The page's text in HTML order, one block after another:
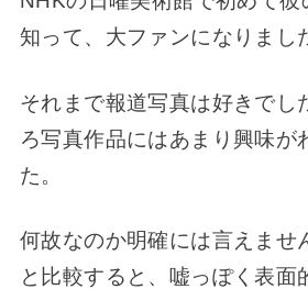
知って、大ファンになりまし
それまで報道写真は好きでし
ろ写真作品にはあまり興味が
た。
何故なのか明確には言えませ
と比較すると、嘘っぽく表面